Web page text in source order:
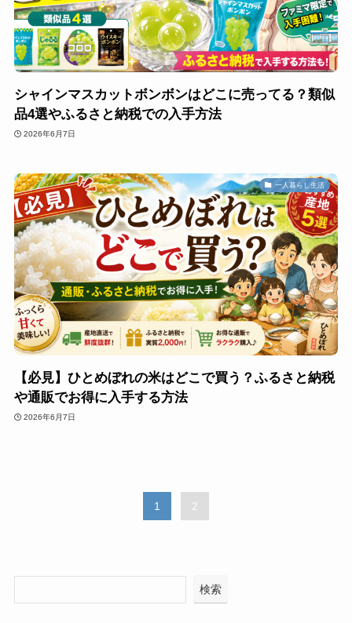
シャインマスカットボンボンはどこに売ってる？類似
品4選やふるさと納税での入手方法
2026年6月7日
一人暮らし生活
【必見】ひとめぼれの米はどこで買う？ふるさと納税
や通販でお得に入手する方法
2026年6月7日
1 2
検索